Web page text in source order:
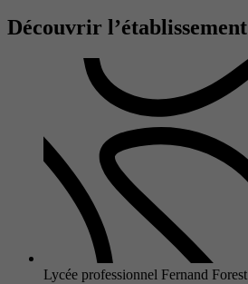
Découvrir l’établissement
Lycée professionnel Fernand Forest